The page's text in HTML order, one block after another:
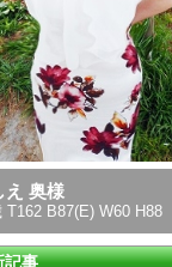
え 奥様
T162 B87(E) W60 H88
記事